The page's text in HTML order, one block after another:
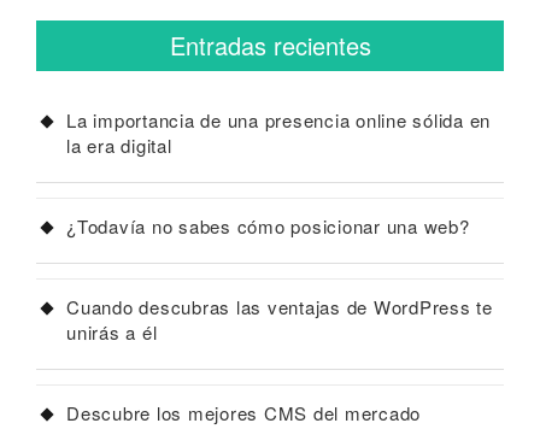
Entradas recientes
La importancia de una presencia online sólida en
la era digital
¿Todavía no sabes cómo posicionar una web?
Cuando descubras las ventajas de WordPress te
unirás a él
Descubre los mejores CMS del mercado